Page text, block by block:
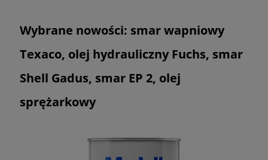
Wybrane nowości: smar wapniowy
Texaco, olej hydrauliczny Fuchs, smar
Shell Gadus, smar EP 2, olej
sprężarkowy